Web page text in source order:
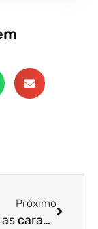
Próximo
Quais são as características do tecido de cetim da China